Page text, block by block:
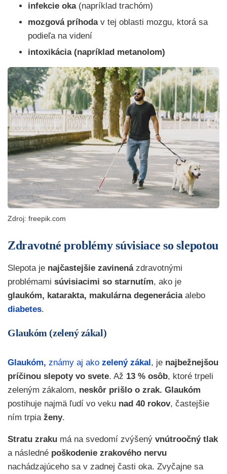
infekcie oka (napríklad trachóm)
mozgová príhoda v tej oblasti mozgu, ktorá sa
podieľa na videní
intoxikácia (napríklad metanolom)
Zdroj: freepik.com
Zdravotné problémy súvisiace so slepotou
Slepota je najčastejšie zavinenázdravotnými
problémami súvisiacimi so starnutím, ako je
glaukóm, katarakta, makulárna degenerácia alebo
diabetes.
Glaukóm (zelený zákal)
Glaukóm, známy aj ako zelený zákal , je najbežnejšou
príčinou slepoty vo svete. Až 13 % osôb, ktoré trpeli
zeleným zákalom, neskôr prišlo o zrak. Glaukóm
postihuje najmä ľudí vo veku nad 40 rokov, častejšie
ním trpia ženy.
Stratu zraku má na svedomí zvýšený vnútroočný tlak
a následné poškodenie zrakového nervu
nachádzajúceho sa v zadnej časti oka. Zvyčajne sa